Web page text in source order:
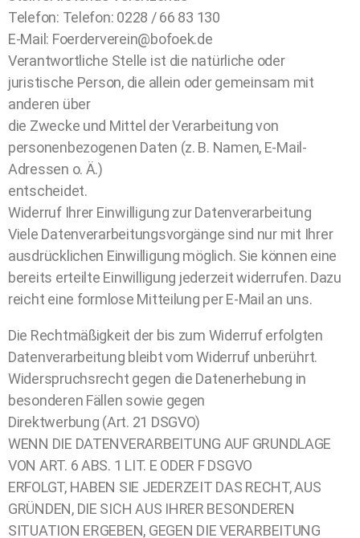
Telefon: Telefon: 0228 / 66 83 130
E-Mail: Foerderverein@bofoek.de
Verantwortliche Stelle ist die natürliche oder
juristische Person, die allein oder gemeinsam mit
anderen über
die Zwecke und Mittel der Verarbeitung von
personenbezogenen Daten (z. B. Namen, E-Mail-
Adressen o. Ä.)
entscheidet.
Widerruf Ihrer Einwilligung zur Datenverarbeitung
Viele Datenverarbeitungsvorgänge sind nur mit Ihrer
ausdrücklichen Einwilligung möglich. Sie können eine
bereits erteilte Einwilligung jederzeit widerrufen. Dazu
reicht eine formlose Mitteilung per E-Mail an uns.
Die Rechtmäßigkeit der bis zum Widerruf erfolgten
Datenverarbeitung bleibt vom Widerruf unberührt.
Widerspruchsrecht gegen die Datenerhebung in
besonderen Fällen sowie gegen
Direktwerbung (Art. 21 DSGVO)
WENN DIE DATENVERARBEITUNG AUF GRUNDLAGE
VON ART. 6 ABS. 1 LIT. E ODER F DSGVO
ERFOLGT, HABEN SIE JEDERZEIT DAS RECHT, AUS
GRÜNDEN, DIE SICH AUS IHRER BESONDEREN
SITUATION ERGEBEN, GEGEN DIE VERARBEITUNG